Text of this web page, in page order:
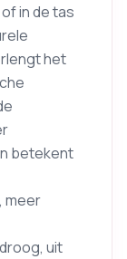
in de tas
het
betekent
meer
uit